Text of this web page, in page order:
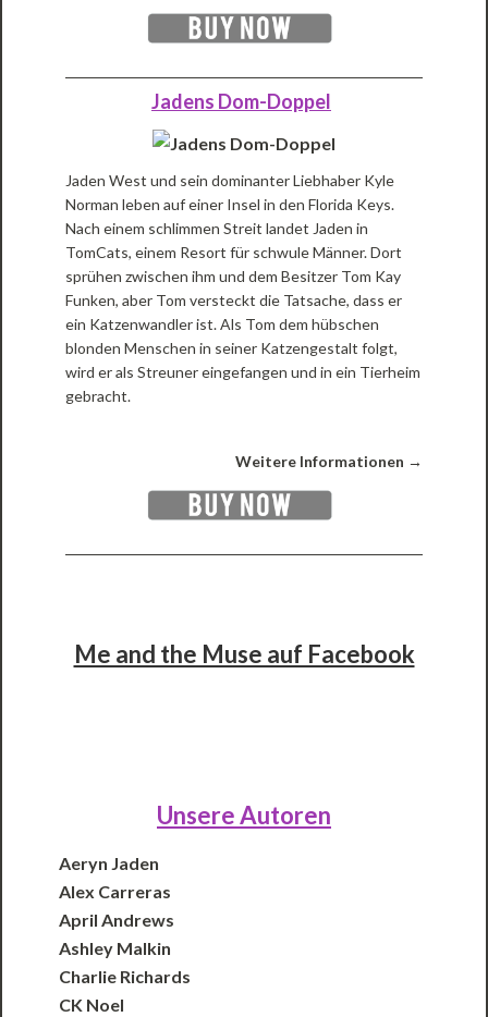
Jadens Dom-Doppel
Jaden West und sein dominanter Liebhaber Kyle
Norman leben auf einer Insel in den Florida Keys.
Nach einem schlimmen Streit landet Jaden in
TomCats, einem Resort für schwule Männer. Dort
sprühen zwischen ihm und dem Besitzer Tom Kay
Funken, aber Tom versteckt die Tatsache, dass er
ein Katzenwandler ist. Als Tom dem hübschen
blonden Menschen in seiner Katzengestalt folgt,
wird er als Streuner eingefangen und in ein Tierheim
gebracht.
Weitere Informationen →
Me and the Muse auf Facebook
Unsere Autoren
Aeryn Jaden
Alex Carreras
April Andrews
Ashley Malkin
Charlie Richards
CK Noel